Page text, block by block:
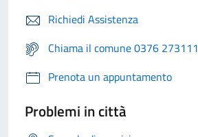
Richiedi Assistenza
Chiama il comune 0376 273111
Prenota un appuntamento
Problemi in città